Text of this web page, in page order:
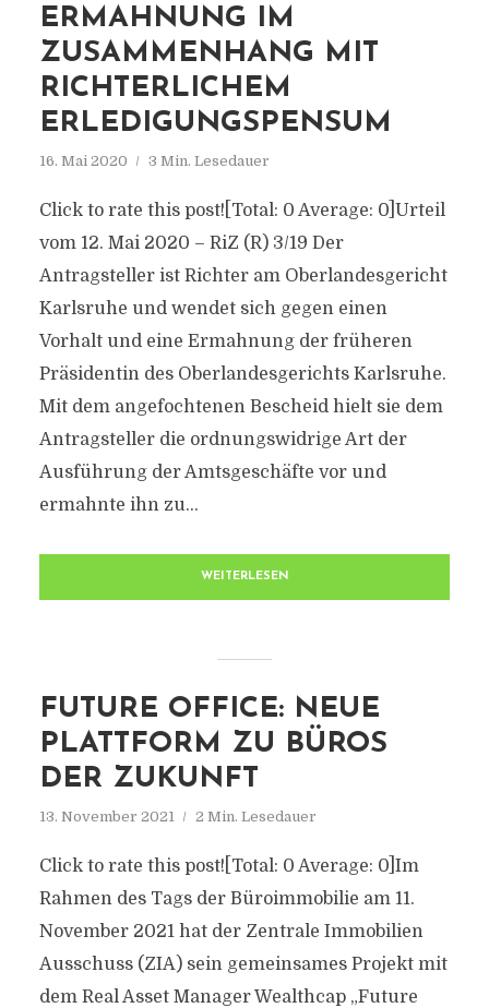
ERMAHNUNG IM
ZUSAMMENHANG MIT
RICHTERLICHEM
ERLEDIGUNGSPENSUM
16. Mai 2020 3 Min. Lesedauer
Click to rate this post![Total: 0 Average: 0]Urteil
vom 12. Mai 2020 – RiZ (R) 3/19 Der
Antragsteller ist Richter am Oberlandesgericht
Karlsruhe und wendet sich gegen einen
Vorhalt und eine Ermahnung der früheren
Präsidentin des Oberlandesgerichts Karlsruhe.
Mit dem angefochtenen Bescheid hielt sie dem
Antragsteller die ordnungswidrige Art der
Ausführung der Amtsgeschäfte vor und
ermahnte ihn zu...
WEITERLESEN
FUTURE OFFICE: NEUE
PLATTFORM ZU BÜROS
DER ZUKUNFT
13. November 2021 2 Min. Lesedauer
Click to rate this post![Total: 0 Average: 0]Im
Rahmen des Tags der Büroimmobilie am 11.
November 2021 hat der Zentrale Immobilien
Ausschuss (ZIA) sein gemeinsames Projekt mit
dem Real Asset Manager Wealthcap „Future